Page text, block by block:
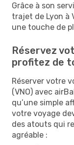
Grâce à son
trajet de Lyon à
une touche de
Réservez
profitez de
Réserver votre
(VNO) avec
qu’une simple
votre voyage
des atouts qui
agréable :